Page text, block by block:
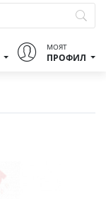
МОЯТ
ПРОФИЛ